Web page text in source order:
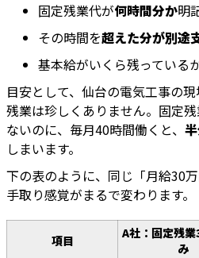
固定残業代が何時間分か明
その時間を超えた分が別途
基本給がいくら残っている
目安として、仙台の電気工事の
残業は珍しくありません。固定
ないのに、毎月40時間働くと、
しまいます。
下の表のように、同じ「月給30
手取り感覚がまるで変わります。
項目
A社：固定残
み